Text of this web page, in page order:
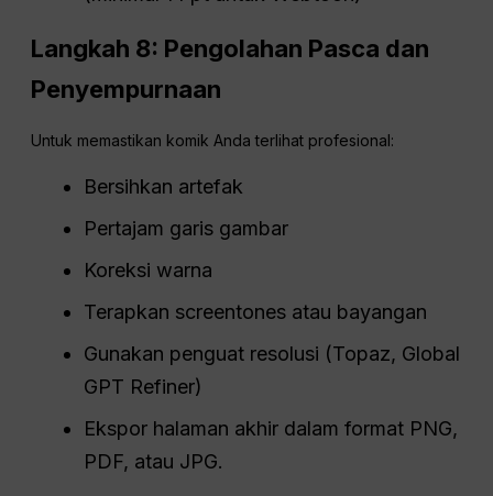
Langkah 8: Pengolahan Pasca dan
Penyempurnaan
Untuk memastikan komik Anda terlihat profesional:
Bersihkan artefak
Pertajam garis gambar
Koreksi warna
Terapkan screentones atau bayangan
Gunakan penguat resolusi (Topaz, Global
GPT Refiner)
Ekspor halaman akhir dalam format PNG,
PDF, atau JPG.